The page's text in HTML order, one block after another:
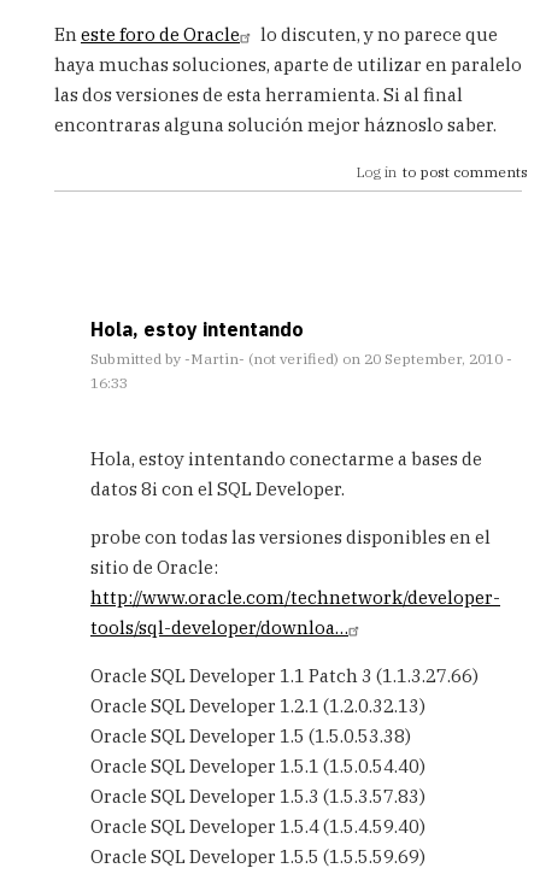
Eneste foro de Oracle
lo discuten, y no parece que
haya muchas soluciones, aparte de utilizar en paralelo
las dos versiones de esta herramienta. Si al final
encontraras alguna solución mejor háznoslo saber.
Log in to post comments
Hola, estoy intentando
Submitted by -Martin- (not verified) on 20 September, 2010 -
16:33
reply
Conectar
SQL
Developer
con
Oracle
8i
by
Hola, estoy intentando conectarme a bases de
datos 8i con el SQL Developer.
probe con todas las versiones disponibles en el
sitio de Oracle:
http://www.oracle.com/technetwork/developer-
tools/sql-developer/downloa…
Oracle SQL Developer 1.1 Patch 3 (1.1.3.27.66)
Oracle SQL Developer 1.2.1 (1.2.0.32.13)
Oracle SQL Developer 1.5 (1.5.0.53.38)
Oracle SQL Developer 1.5.1 (1.5.0.54.40)
Oracle SQL Developer 1.5.3 (1.5.3.57.83)
Oracle SQL Developer 1.5.4 (1.5.4.59.40)
Oracle SQL Developer 1.5.5 (1.5.5.59.69)